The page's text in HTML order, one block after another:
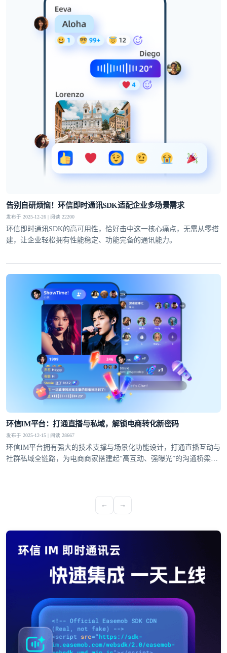
告别自研烦恼！环信即时通讯SDK适配企业多场景需求
发布于 2025-12-26 | 阅读 22200
环信即时通讯SDK的高可用性，恰好击中这一核心痛点，无需从零搭
建，让企业轻松拥有性能稳定、功能完备的通讯能力。​
环信IM平台：打通直播与私域，解锁电商转化新密码
发布于 2025-12-15 | 阅读 28667
环信IM平台拥有强大的技术支撑与场景化功能设计，打通直播互动与
社群私域全链路，为电商商家搭建起“高互动、强曝光”的沟通桥梁，
← →
提交
不了，谢谢
登录即时通讯云
登录客服云